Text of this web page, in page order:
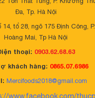
Đa, Tp. Hà Nội
14, tổ 28, ngõ 175 Định Công,
Hoàng Mai, Tp Hà Nội
thoại: 0903.62.68.63
khách hàng: 0865.07.6986
Mercifoods2018@gmail.com
www.facebook.com/